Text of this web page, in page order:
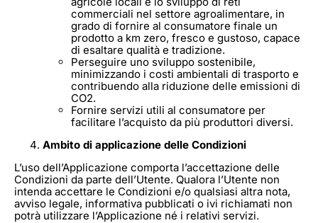
commerciali nel settore agroalimentare, in
grado di fornire al consumatore finale un
prodotto a km zero, fresco e gustoso, capace
di esaltare qualità e tradizione.
Perseguire uno sviluppo sostenibile,
minimizzando i costi ambientali di trasporto e
contribuendo alla riduzione delle emissioni di
CO2.
Fornire servizi utili al consumatore per
facilitare l’acquisto da più produttori diversi.
Ambito di applicazione delle Condizioni
L’uso dell’Applicazione comporta l’accettazione delle
Condizioni da parte dell’Utente. Qualora l’Utente non
intenda accettare le Condizioni e/o qualsiasi altra nota,
avviso legale, informativa pubblicati o ivi richiamati non
potrà utilizzare l’Applicazione né i relativi servizi.